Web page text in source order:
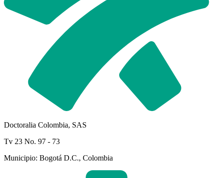
Doctoralia Colombia, SAS
Tv 23 No. 97 - 73
Municipio: Bogotá D.C., Colombia